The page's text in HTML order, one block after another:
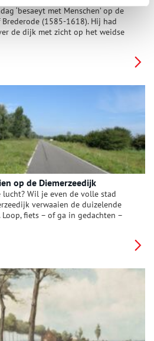
‘besaeyt met Menschen’ op de
(1585-1618). Hij had
de dijk met zicht op het weidse
op de Diemerzeedijk
lucht? Wil je even de volle stad
verwaaien de duizelende
fiets – of ga in gedachten –